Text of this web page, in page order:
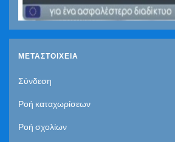
ΜΕΤΑΣΤΟΙΧΕΊΑ
Σύνδεση
Ροή καταχωρίσεων
Ροή σχολίων